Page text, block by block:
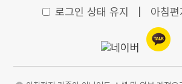
로그인 상태 유지 아침편